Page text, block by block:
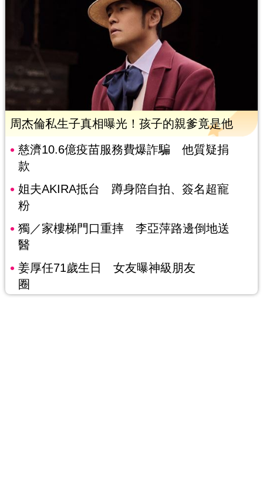
周杰倫私生子真相曝光！孩子的親爹竟是他
慈濟10.6億疫苗服務費爆詐騙 他質疑捐
款
姐夫AKIRA抵台 蹲身陪自拍、簽名超寵
粉
獨／家樓梯門口重摔 李亞萍路邊倒地送
醫
姜厚任71歲生日 女友曝神級朋友
圈